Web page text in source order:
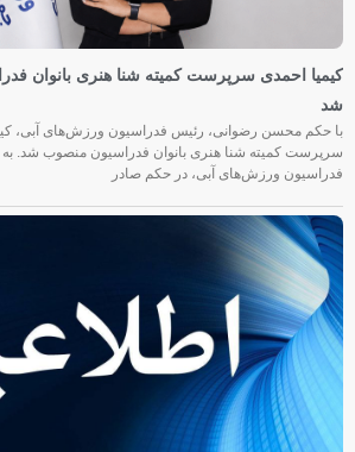
کیمیا احمدی سرپرست کمیته شنا هنری بانوان
شد
با حکم محسن رضوانی، رئیس فدراسیون ورزش‌های آبی،
سرپرست کمیته شنا هنری بانوان فدراسیون منصوب شد.
فدراسیون ورزش‌های آبی، در حکم صادر